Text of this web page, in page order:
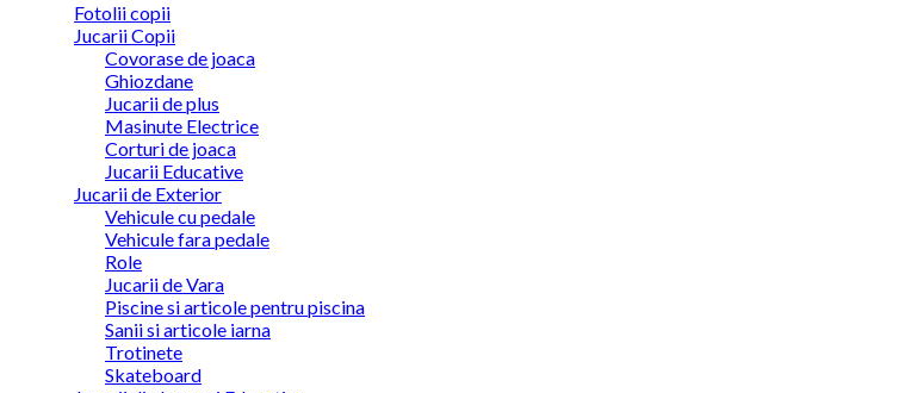
Fotolii copii
Jucarii Copii
Covorase de joaca
Ghiozdane
Jucarii de plus
Masinute Electrice
Corturi de joaca
Jucarii Educative
Jucarii de Exterior
Vehicule cu pedale
Vehicule fara pedale
Role
Jucarii de Vara
Piscine si articole pentru piscina
Sanii si articole iarna
Trotinete
Skateboard